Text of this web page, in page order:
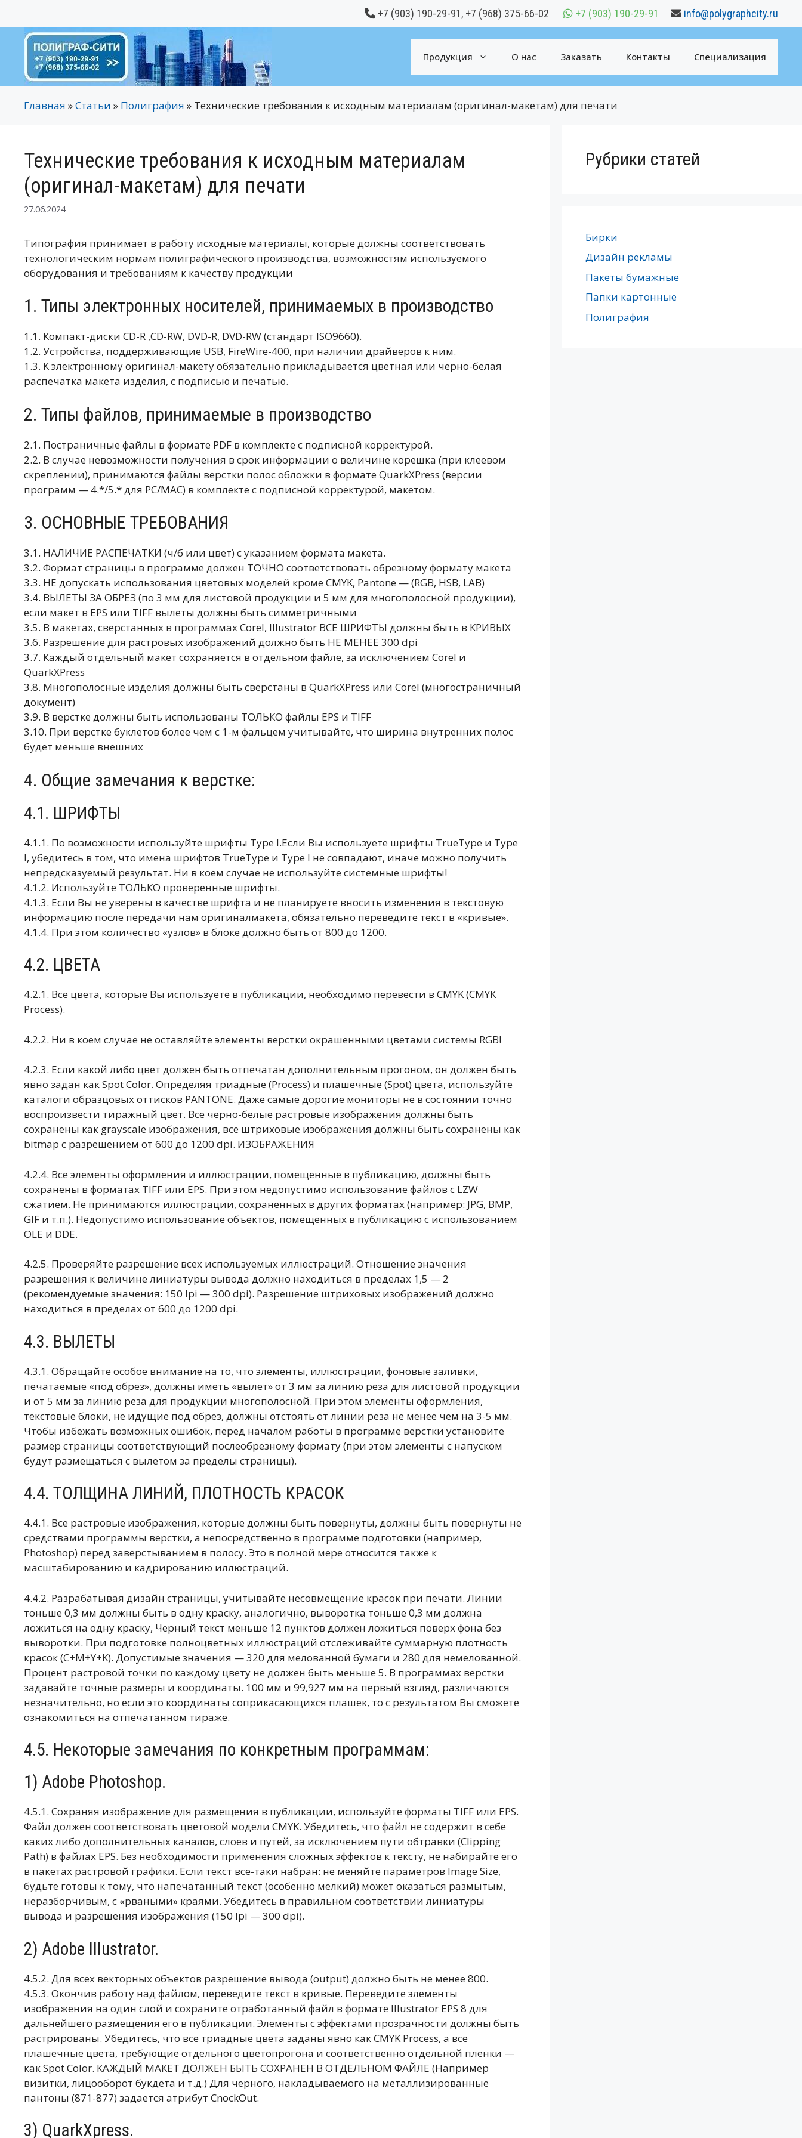
содержимому
+7 (903) 190-29-91, +7 (968) 375-66-02 +7 (903) 190-29-91 info@polygraphcity.ru
Продукция О нас Заказать Контакты Специализация
Главная »Статьи » Полиграфия » Технические требования к исходным материалам (оригинал-макетам) для печати
Технические требования к исходным материалам
(оригинал-макетам) для печати
27.06.2024
Типография принимает в работу исходные материалы, которые должны соответствовать
технологическим нормам полиграфического производства, возможностям используемого
оборудования и требованиям к качеству продукции
1. Типы электронных носителей, принимаемых в производство
1.1. Компакт-диски CD-R ,CD-RW, DVD-R, DVD-RW (стандарт ISO9660).
1.2. Устройства, поддерживающие USB, FireWire-400, при наличии драйверов к ним.
1.3. К электронному оригинал-макету обязательно прикладывается цветная или черно-белая
распечатка макета изделия, с подписью и печатью.
2. Типы файлов, принимаемые в производство
2.1. Постраничные файлы в формате PDF в комплекте с подписной корректурой.
2.2. В случае невозможности получения в срок информации о величине корешка (при клеевом
скреплении), принимаются файлы верстки полос обложки в формате QuarkXPress (версии
программ — 4.*/5.* для PC/MAC) в комплекте с подписной корректурой, макетом.
3. ОСНОВНЫЕ ТРЕБОВАНИЯ
3.1. НАЛИЧИЕ РАСПЕЧАТКИ (ч/б или цвет) с указанием формата макета.
3.2. Формат страницы в программе должен ТОЧНО соответствовать обрезному формату макета
3.3. НЕ допускать использования цветовых моделей кроме CMYK, Pantone — (RGB, HSB, LAB)
3.4. ВЫЛЕТЫ ЗА ОБРЕЗ (по 3 мм для листовой продукции и 5 мм для многополосной продукции),
если макет в EPS или TIFF вылеты должны быть симметричными
3.5. В макетах, сверстанных в программах Corel, Illustrator ВСЕ ШРИФТЫ должны быть в КРИВЫХ
3.6. Разрешение для растровых изображений должно быть НЕ МЕНЕЕ 300 dpi
3.7. Каждый отдельный макет сохраняется в отдельном файле, за исключением Corel и
QuarkXPress
3.8. Многополосные изделия должны быть сверстаны в QuarkXPress или Corel (многостраничный
документ)
3.9. В верстке должны быть использованы ТОЛЬКО файлы EPS и TIFF
3.10. При верстке буклетов более чем с 1-м фальцем учитывайте, что ширина внутренних полос
будет меньше внешних
4. Общие замечания к верстке:
4.1. ШРИФТЫ
4.1.1. По возможности используйте шрифты Type I.Если Вы используете шрифты TrueType и Type
I, убедитесь в том, что имена шрифтов TrueType и Type I не совпадают, иначе можно получить
непредсказуемый результат. Ни в коем случае не используйте системные шрифты!
4.1.2. Используйте ТОЛЬКО проверенные шрифты.
4.1.3. Если Вы не уверены в качестве шрифта и не планируете вносить изменения в текстовую
информацию после передачи нам оригиналмакета, обязательно переведите текст в «кривые».
4.1.4. При этом количество «узлов» в блоке должно быть от 800 до 1200.
4.2. ЦВЕТА
4.2.1. Все цвета, которые Вы используете в публикации, необходимо перевести в CMYK (CMYK
Process).
4.2.2. Ни в коем случае не оставляйте элементы верстки окрашенными цветами системы RGB!
4.2.3. Если какой либо цвет должен быть отпечатан дополнительным прогоном, он должен быть
явно задан как Spot Color. Определяя триадные (Process) и плашечные (Spot) цвета, используйте
каталоги образцовых оттисков PANTONE. Даже самые дорогие мониторы не в состоянии точно
воспроизвести тиражный цвет. Все черно-белые растровые изображения должны быть
сохранены как grayscale изображения, все штриховые изображения должны быть сохранены как
bitmap с разрешением от 600 до 1200 dpi. ИЗОБРАЖЕНИЯ
4.2.4. Все элементы оформления и иллюстрации, помещенные в публикацию, должны быть
сохранены в форматах TIFF или EPS. При этом недопустимо использование файлов с LZW
сжатием. Не принимаются иллюстрации, сохраненных в других форматах (например: JPG, BMP,
GIF и т.п.). Недопустимо использование объектов, помещенных в публикацию с использованием
OLE и DDE.
4.2.5. Проверяйте разрешение всех используемых иллюстраций. Отношение значения
разрешения к величине линиатуры вывода должно находиться в пределах 1,5 — 2
(рекомендуемые значения: 150 lpi — 300 dpi). Разрешение штриховых изображений должно
находиться в пределах от 600 до 1200 dpi.
4.3. ВЫЛЕТЫ
4.3.1. Обращайте особое внимание на то, что элементы, иллюстрации, фоновые заливки,
печатаемые «под обрез», должны иметь «вылет» от 3 мм за линию реза для листовой продукции
и от 5 мм за линию реза для продукции многополосной. При этом элементы оформления,
текстовые блоки, не идущие под обрез, должны отстоять от линии реза не менее чем на 3-5 мм.
Чтобы избежать возможных ошибок, перед началом работы в программе верстки установите
размер страницы соответствующий послеобрезному формату (при этом элементы с напуском
будут размещаться с вылетом за пределы страницы).
4.4. ТОЛЩИНА ЛИНИЙ, ПЛОТНОСТЬ КРАСОК
4.4.1. Все растровые изображения, которые должны быть повернуты, должны быть повернуты не
средствами программы верстки, а непосредственно в программе подготовки (например,
Photoshop) перед заверстыванием в полосу. Это в полной мере относится также к
масштабированию и кадрированию иллюстраций.
4.4.2. Разрабатывая дизайн страницы, учитывайте несовмещение красок при печати. Линии
тоньше 0,3 мм должны быть в одну краску, аналогично, выворотка тоньше 0,3 мм должна
ложиться на одну краску, Черный текст меньше 12 пунктов должен ложиться поверх фона без
выворотки. При подготовке полноцветных иллюстраций отслеживайте суммарную плотность
красок (C+M+Y+K). Допустимые значения — 320 для мелованной бумаги и 280 для немелованной.
Процент растровой точки по каждому цвету не должен быть меньше 5. В программах верстки
задавайте точные размеры и координаты. 100 мм и 99,927 мм на первый взгляд, различаются
незначительно, но если это координаты соприкасающихся плашек, то с результатом Вы сможете
ознакомиться на отпечатанном тираже.
4.5. Некоторые замечания по конкретным программам:
1) Adobe Photoshop.
4.5.1. Сохраняя изображение для размещения в публикации, используйте форматы TIFF или EPS.
Файл должен соответствовать цветовой модели CMYK. Убедитесь, что файл не содержит в себе
каких либо дополнительных каналов, слоев и путей, за исключением пути обтравки (Clipping
Path) в файлах EPS. Без необходимости применения сложных эффектов к тексту, не набирайте его
в пакетах растровой графики. Если текст все-таки набран: не меняйте параметров Image Size,
будьте готовы к тому, что напечатанный текст (особенно мелкий) может оказаться размытым,
неразборчивым, с «рваными» краями. Убедитесь в правильном соответствии линиатуры
вывода и разрешения изображения (150 lpi — 300 dpi).
2) Adobe Illustrator.
4.5.2. Для всех векторных объектов разрешение вывода (output) должно быть не менее 800.
4.5.3. Окончив работу над файлом, переведите текст в кривые. Переведите элементы
изображения на один слой и сохраните отработанный файл в формате Illustrator EPS 8 для
дальнейшего размещения его в публикации. Элементы с эффектами прозрачности должны быть
растрированы. Убедитесь, что все триадные цвета заданы явно как CMYK Process, а все
плашечные цвета, требующие отдельного цветопрогона и соответственно отдельной пленки —
как Spot Color. КАЖДЫЙ МАКЕТ ДОЛЖЕН БЫТЬ СОХРАНЕН В ОТДЕЛЬНОМ ФАЙЛЕ (Например
визитки, лицооборот букдета и т.д.) Для черного, накладываемого на металлизированные
пантоны (871-877) задается атрибут CnockOut.
3) QuarkXpress.
Рубрики статей
Бирки
Дизайн рекламы
Пакеты бумажные
Папки картонные
Полиграфия